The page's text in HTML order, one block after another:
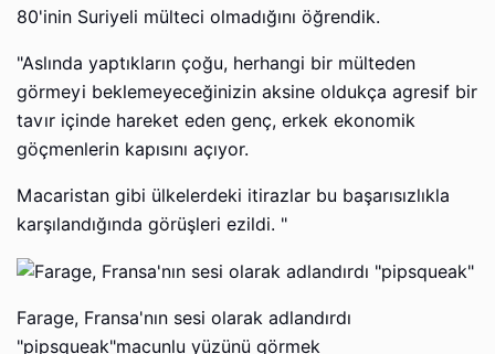
80'inin Suriyeli mülteci olmadığını öğrendik.
"Aslında yaptıkların çoğu, herhangi bir mülteden
görmeyi beklemeyeceğinizin aksine oldukça agresif bir
tavır içinde hareket eden genç, erkek ekonomik
göçmenlerin kapısını açıyor.
Macaristan gibi ülkelerdeki itirazlar bu başarısızlıkla
karşılandığında görüşleri ezildi. "
Farage, Fransa'nın sesi olarak adlandırdı
"pipsqueak"macunlu yüzünü görmek